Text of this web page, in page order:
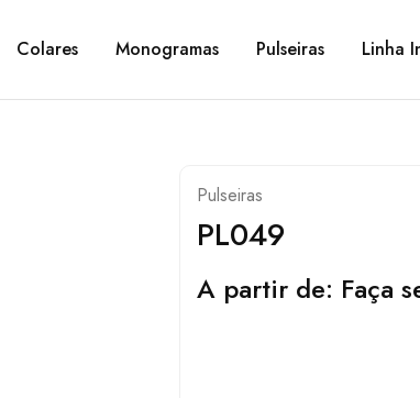
Colares Monogramas Pulseiras Linha
Pulseiras
PL049
A partir de: Faça